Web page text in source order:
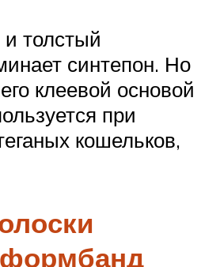
толстый
синтепон. Но
клеевой основой
при
кошельков,